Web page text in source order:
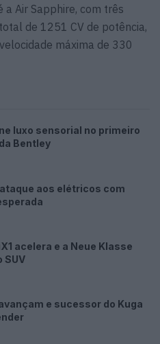
a Air Sapphire, com três
de 1251 CV de potência,
máxima de 330
luxo sensorial no primeiro
Bentley
aos elétricos com
acelera e a Neue Klasse
SUV
e sucessor do Kuga